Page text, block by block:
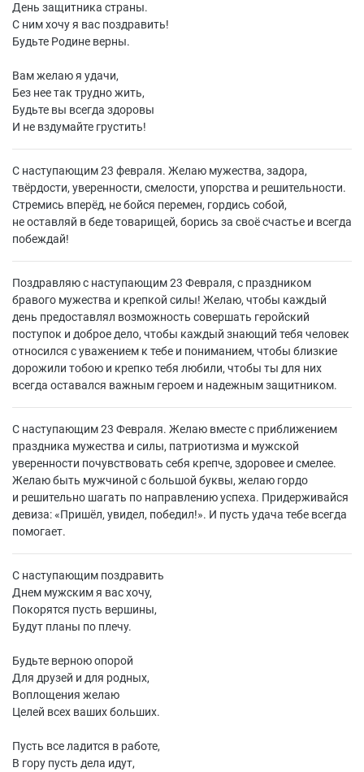
День защитника страны.
С ним хочу я вас поздравить!
Будьте Родине верны.
Вам желаю я удачи,
Без нее так трудно жить,
Будьте вы всегда здоровы
И не вздумайте грустить!
С наступающим 23 февраля. Желаю мужества, задора,
твёрдости, уверенности, смелости, упорства и решительности.
Стремись вперёд, не бойся перемен, гордись собой,
не оставляй в беде товарищей, борись за своё счастье и всегда
побеждай!
Поздравляю с наступающим 23 Февраля, с праздником
бравого мужества и крепкой силы! Желаю, чтобы каждый
день предоставлял возможность совершать геройский
поступок и доброе дело, чтобы каждый знающий тебя человек
относился с уважением к тебе и пониманием, чтобы близкие
дорожили тобою и крепко тебя любили, чтобы ты для них
всегда оставался важным героем и надежным защитником.
С наступающим 23 Февраля. Желаю вместе с приближением
праздника мужества и силы, патриотизма и мужской
уверенности почувствовать себя крепче, здоровее и смелее.
Желаю быть мужчиной с большой буквы, желаю гордо
и решительно шагать по направлению успеха. Придерживайся
девиза: «Пришёл, увидел, победил!». И пусть удача тебе всегда
помогает.
С наступающим поздравить
Днем мужским я вас хочу,
Покорятся пусть вершины,
Будут планы по плечу.
Будьте верною опорой
Для друзей и для родных,
Воплощения желаю
Целей всех ваших больших.
Пусть все ладится в работе,
В гору пусть дела идут,